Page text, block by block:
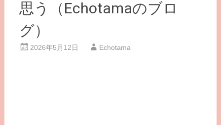
思う（Echotamaのブロ
グ）
2026年5月12日 Echotama